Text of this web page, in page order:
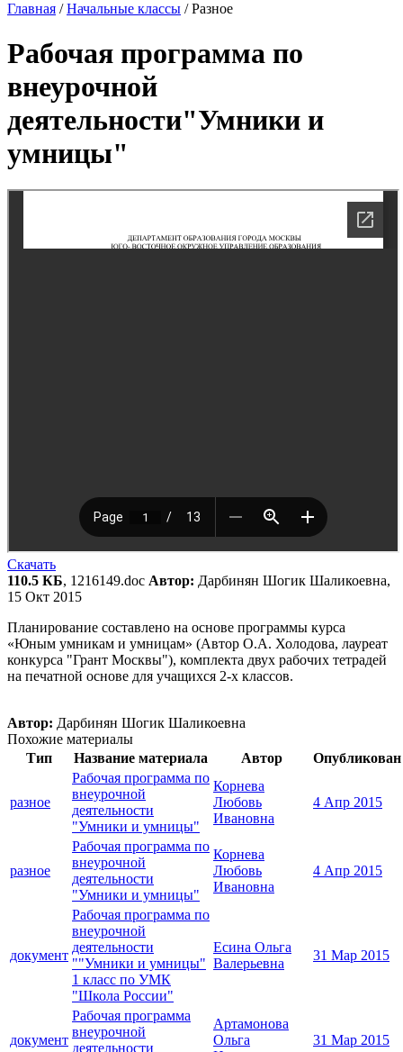
Главная /Начальные классы /Разное
Рабочая программа по
внеурочной
деятельности"Умники и
умницы"
Скачать
110.5 КБ, 1216149.doc Автор: Дарбинян Шогик Шаликоевна,
15 Окт 2015
Планирование составлено на основе программы курса
«Юным умникам и умницам» (Автор О.А. Холодова, лауреат
конкурса "Грант Москвы"), комплекта двух рабочих тетрадей
на печатной основе для учащихся 2-х классов.
Автор: Дарбинян Шогик Шаликоевна
Похожие материалы
Тип
Название материала Автор Опубликован
разное
Рабочая программа по
внеурочной
деятельности
"Умники и умницы"
Корнева
Любовь
Ивановна
4 Апр 2015
разное
Рабочая программа по
внеурочной
деятельности
"Умники и умницы"
Корнева
Любовь
Ивановна
4 Апр 2015
документ
Рабочая программа по
внеурочной
деятельности
""Умники и умницы"
1 класс по УМК
"Школа России"
Есина Ольга
Валерьевна
31 Мар 2015
документ
Рабочая программа
внеурочной
деятельности
Артамонова
Ольга
31 Мар 2015